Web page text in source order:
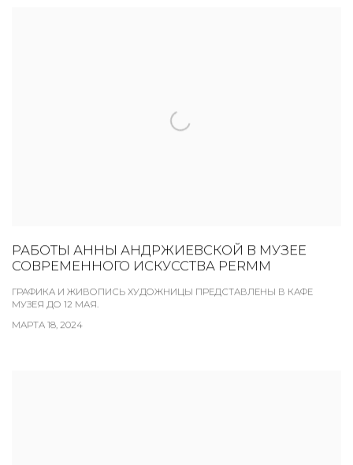
РАБОТЫ АННЫ АНДРЖИЕВСКОЙ В МУЗЕЕ
СОВРЕМЕННОГО ИСКУССТВА PERMM
ГРАФИКА И ЖИВОПИСЬ ХУДОЖНИЦЫ ПРЕДСТАВЛЕНЫ В КАФЕ
МУЗЕЯ ДО 12 МАЯ.
МАРТА 18, 2024